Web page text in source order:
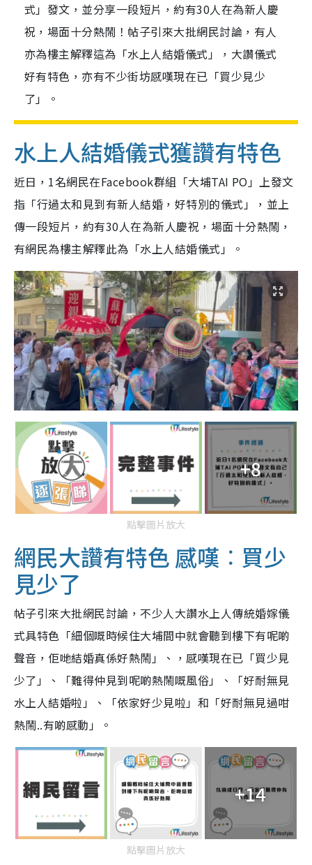
式」發文，並分享一段短片，約有30人在為新人慶
祝，場面十分熱鬧！帖子引來大批網民討論，有人
亦為樓主解釋這為「水上人結婚儀式」，大讚儀式
好有特色，亦有不少街坊感嘆現在已「買少見少
了」。
水上人結婚儀式獲讚有特色
近日，1名網民在Facebook群組「大埔TAI PO」上發文
指「行過太和見到有新人結婚，好特別的儀式」，並上
傳一段短片，約有30人在為新人慶祝，場面十分熱鬧，
有網民為樓主解釋此為「水上人結婚儀式」。
+8
點擊圖片放大
網民大讚有特色 感嘆︰買少
見少了
帖子引來大批網民討論，不少人大讚水上人傳統婚嫁儀
式具特色「細個嘅時候住大埔間中就會聽到樓下有呢啲
聲音，佢哋結婚真係好熱鬧」、，感嘆現在已「買少見
少了」、「難得仲見到呢啲熱鬧嘅風俗」、「好耐無見
水上人結婚啦」、「依家好少見啦」和「好耐無見過咁
熱鬧..有啲感動」。
+14
點擊圖片放大